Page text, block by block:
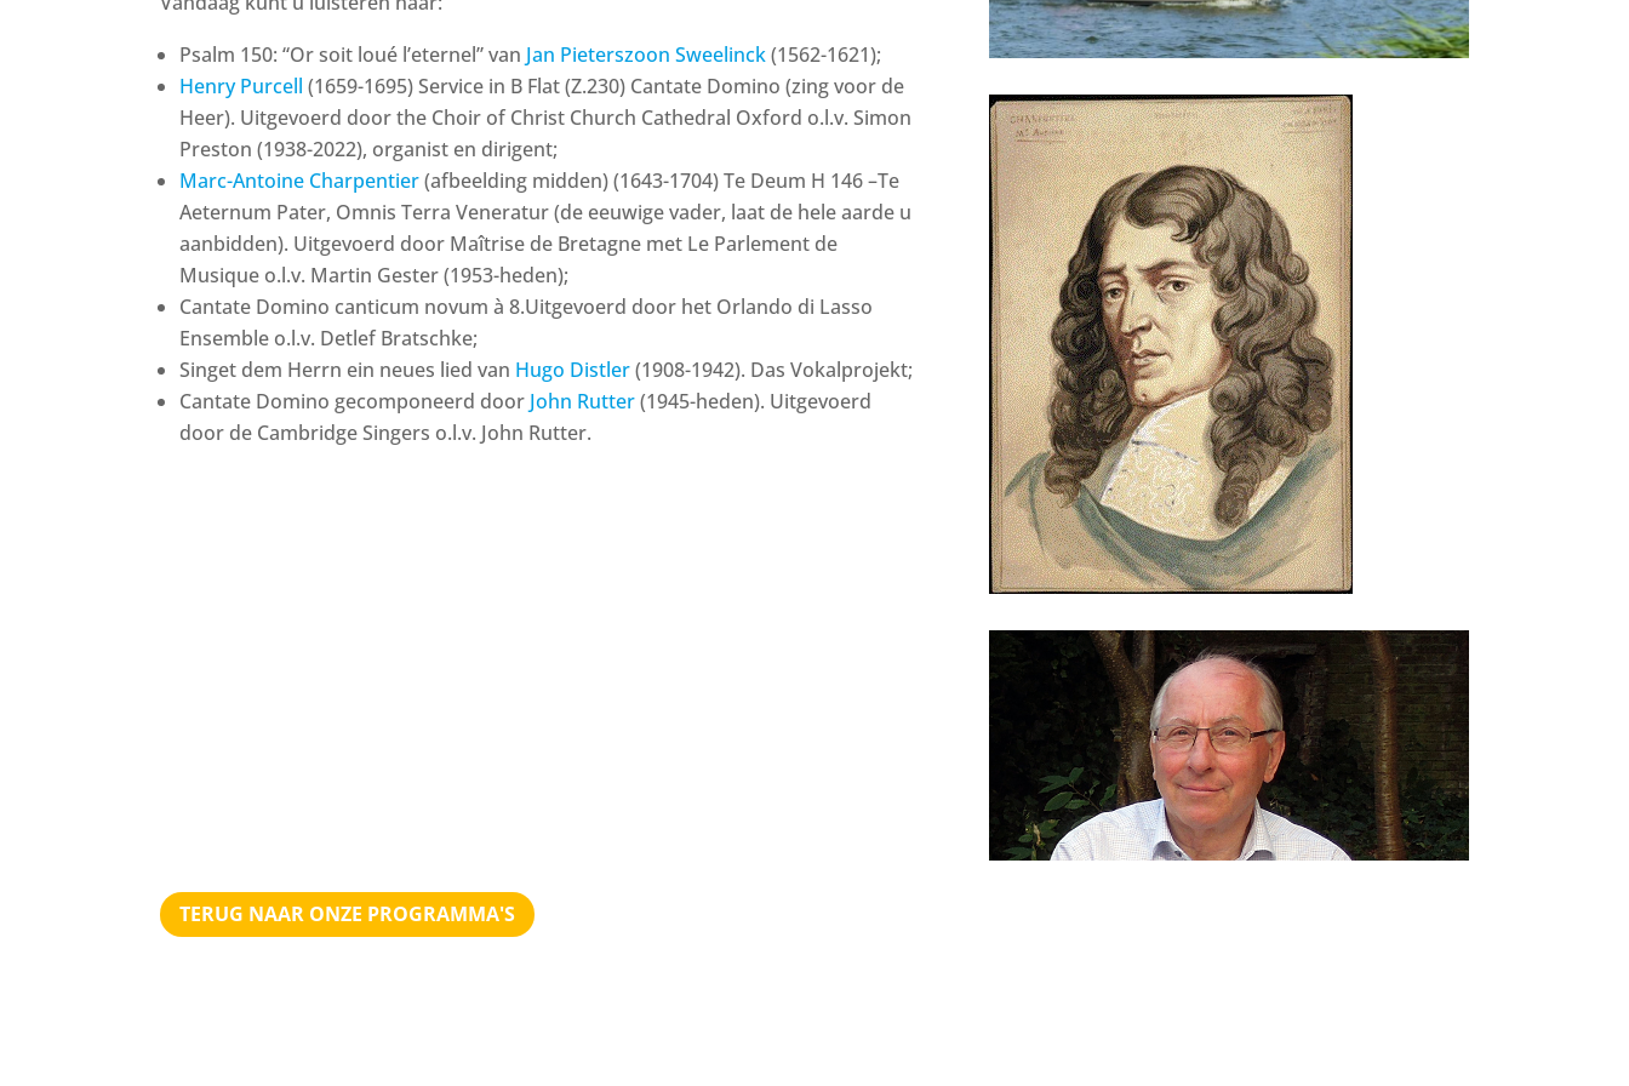
te
verlagen.
Psalm 150: “Or soit loué l’eternel” van Jan Pieterszoon Sweelinck(1562-1621);
Henry Purcell (1659-1695) Service in B Flat (Z.230) Cantate Domino (zing voor de
Heer). Uitgevoerd door the Choir of Christ Church Cathedral Oxford o.l.v. Simon
Preston (1938-2022), organist en dirigent;
Marc-Antoine Charpentier(afbeelding midden) (1643-1704) Te Deum H 146 –Te
Aeternum Pater, Omnis Terra Veneratur (de eeuwige vader, laat de hele aarde u
aanbidden). Uitgevoerd door Maîtrise de Bretagne met Le Parlement de
Musique o.l.v. Martin Gester (1953-heden);
Cantate Domino canticum novum à 8.Uitgevoerd door het Orlando di Lasso
Ensemble o.l.v. Detlef Bratschke;
Singet dem Herrn ein neues lied van Hugo Distler(1908-1942). Das Vokalprojekt;
Cantate Domino gecomponeerd door John Rutter(1945-heden). Uitgevoerd
door de Cambridge Singers o.l.v. John Rutter.
TERUG NAAR ONZE PROGRAMMA'S